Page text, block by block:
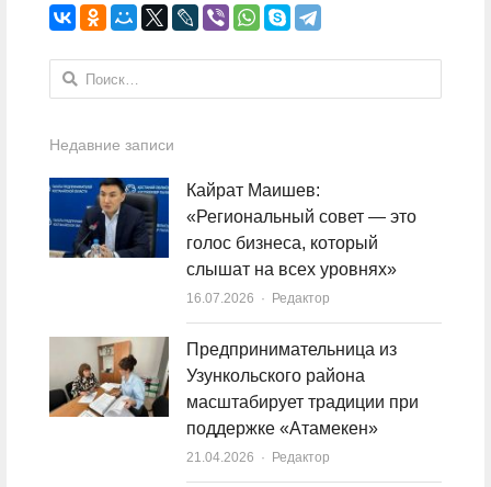
Найти:
Недавние записи
Кайрат Маишев:
«Региональный совет — это
голос бизнеса, который
слышат на всех уровнях»
16.07.2026 Author
Редактор
Предпринимательница из
Узункольского района
масштабирует традиции при
поддержке «Атамекен»
21.04.2026 Author
Редактор